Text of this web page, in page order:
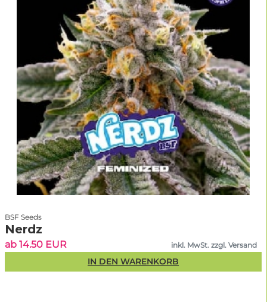
BSF Seeds
Nerdz
ab 14.50 EUR inkl. MwSt. zzgl. Versand
IN DEN WARENKORB